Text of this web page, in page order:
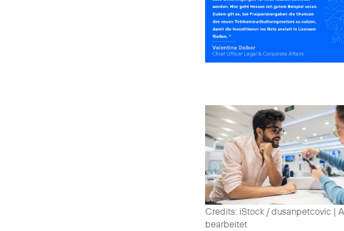
Credits: iStock / dusanpetcovic |
bearbeitet